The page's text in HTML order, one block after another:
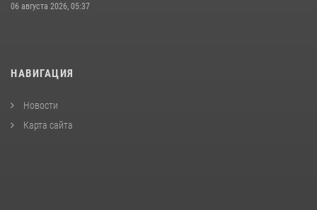
06 августа 2026, 05:37
НАВИГАЦИЯ
Новости
Карта сайта